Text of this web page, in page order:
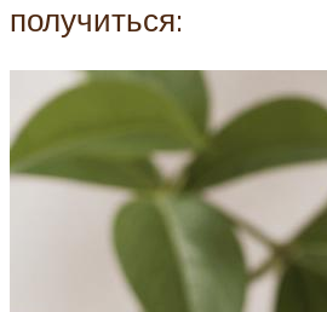
получиться: